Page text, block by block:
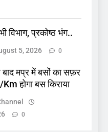
विभाग, प्रकोष्ठ भंग..
5, 2026 0
बाद मप्र में बसों का सफ़र
Km होगा बस किराया
0